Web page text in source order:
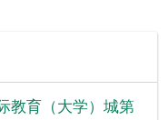
教育（大学）城第